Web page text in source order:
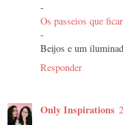
-
Os passeios que
-
Beijos e um
Responder
Only Inspirations